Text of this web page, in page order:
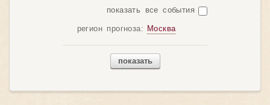
показать все события
регион прогноза: Москва
показать